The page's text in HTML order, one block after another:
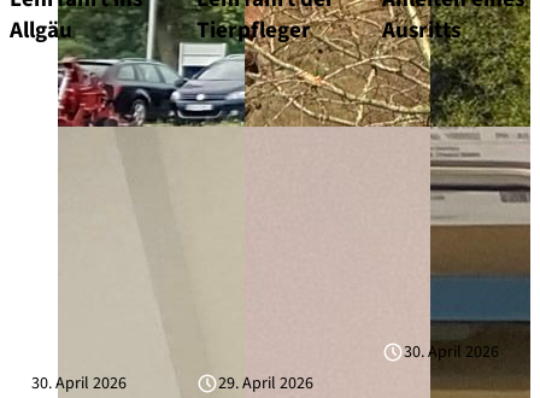
Allgäu
Tierpfleger
Ausritts
30. April 2026 29. April 2026
30. April 2026